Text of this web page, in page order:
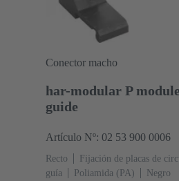
Conector macho
har-modular P
guide
Artículo Nº: 02 53 900 0006
Recto
Fijación de placas de
guía
Poliamida (PA) Negro